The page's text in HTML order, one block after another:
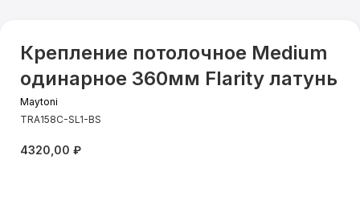
Крепление потолочное Medium
одинарное 360мм Flarity латунь
Maytoni
TRA158C-SL1-BS
4320,00 ₽